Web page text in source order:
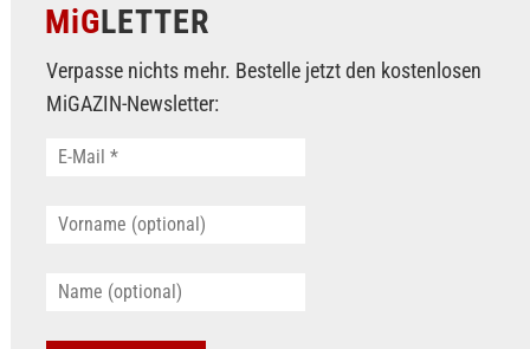
MiGLETTER
Verpasse nichts mehr. Bestelle jetzt den kostenlosen
MiGAZIN-Newsletter: